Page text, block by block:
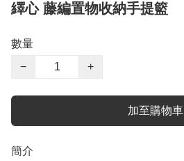
繹心 藤編置物收納手提籃
數量
−
+
加至購物車
簡介